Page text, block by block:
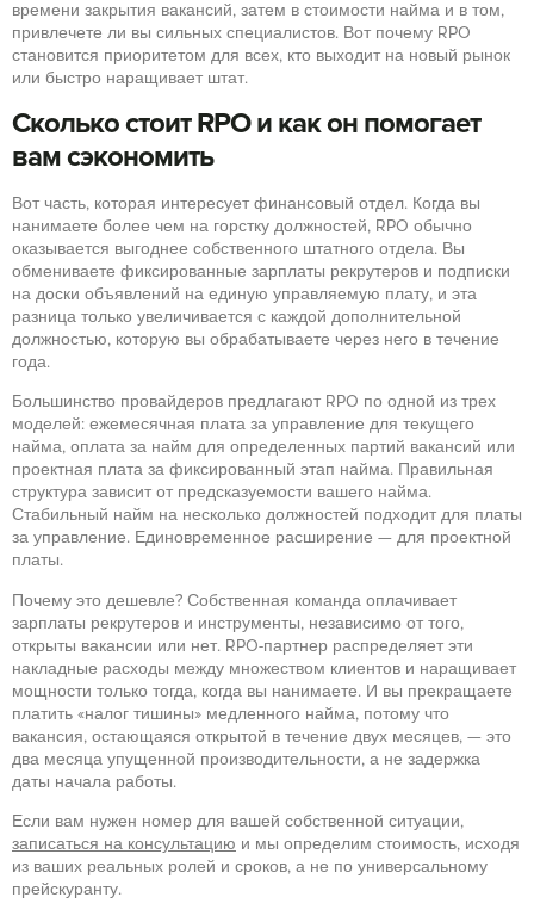
времени закрытия вакансий, затем в стоимости найма и в том,
привлечете ли вы сильных специалистов. Вот почему RPO
становится приоритетом для всех, кто выходит на новый рынок
или быстро наращивает штат.
Сколько стоит RPO и как он помогает
вам сэкономить
Вот часть, которая интересует финансовый отдел. Когда вы
нанимаете более чем на горстку должностей, RPO обычно
оказывается выгоднее собственного штатного отдела. Вы
обмениваете фиксированные зарплаты рекрутеров и подписки
на доски объявлений на единую управляемую плату, и эта
разница только увеличивается с каждой дополнительной
должностью, которую вы обрабатываете через него в течение
года.
Большинство провайдеров предлагают RPO по одной из трех
моделей: ежемесячная плата за управление для текущего
найма, оплата за найм для определенных партий вакансий или
проектная плата за фиксированный этап найма. Правильная
структура зависит от предсказуемости вашего найма.
Стабильный найм на несколько должностей подходит для платы
за управление. Единовременное расширение — для проектной
платы.
Почему это дешевле? Собственная команда оплачивает
зарплаты рекрутеров и инструменты, независимо от того,
открыты вакансии или нет. RPO-партнер распределяет эти
накладные расходы между множеством клиентов и наращивает
мощности только тогда, когда вы нанимаете. И вы прекращаете
платить «налог тишины» медленного найма, потому что
вакансия, остающаяся открытой в течение двух месяцев, — это
два месяца упущенной производительности, а не задержка
даты начала работы.
Если вам нужен номер для вашей собственной ситуации,
записаться на консультацию и мы определим стоимость, исходя
из ваших реальных ролей и сроков, а не по универсальному
прейскуранту.